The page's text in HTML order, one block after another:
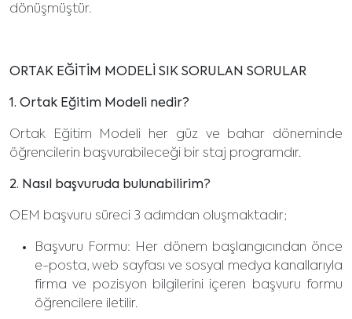
dönüşmüştür.
ORTAK EĞİTİM MODELİ SIK SORULAN SORULAR
1. Ortak Eğitim Modeli nedir?
Ortak
Eğitim Modeli her güz ve bahar döneminde
öğrencilerin başvurabileceği bir staj programdır.
2. Nasıl başvuruda bulunabilirim?
OEM başvuru süreci 3 adımdan oluşmaktadır;
Başvuru Formu: Her dönem başlangıcından önce
e-posta, web sayfası ve sosyal medya kanallarıyla
firma ve pozisyon bilgilerini içeren başvuru formu
öğrencilere iletilir.